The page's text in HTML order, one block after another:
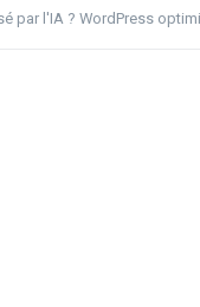
par l'IA ? WordPress